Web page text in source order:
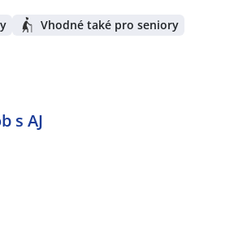
Vhodné také pro seniory
s AJ